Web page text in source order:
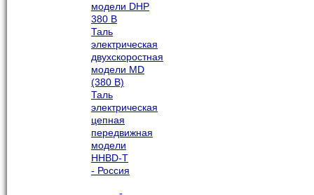
модели DHP
380 В
Таль
электрическая
двухскоростная
модели MD
(380 В)
Таль
электрическая
цепная
передвижная
модели
HHBD-T
- Россия